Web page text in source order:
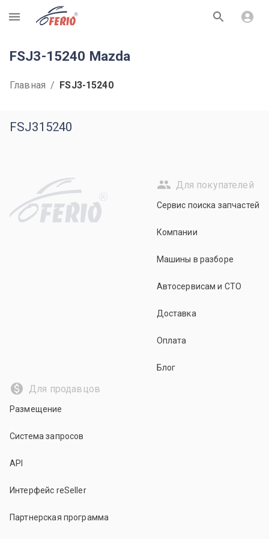
R
FSJ3-15240 Mazda
Главная / FSJ3-15240
FSJ315240
R
Для покупателей
Сервис поиска запчастей
Компании
Машины в разборе
Автосервисам и СТО
Доставка
Оплата
Блог
Для продавцов
Размещение
Система запросов
API
Интерфейс reSeller
Партнерская программа